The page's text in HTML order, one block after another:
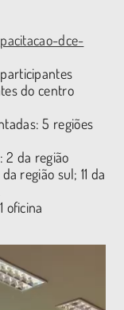
dce-
do centro
5 regiões
2 da região
região sul; 11 da
oficina